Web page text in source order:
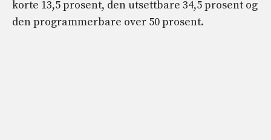
korte 13,5 prosent, den utsettbare 34,5 prosent og
den programmerbare over 50 prosent.